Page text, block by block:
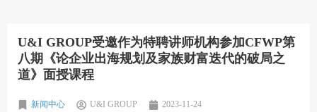
U&I GROUP受邀作为特聘讲师机构参加CFWP第
八期《论企业出海规划及家族财富迭代的破局之
道》面授课程
新闻中心 U&I GROUP 2023-11-24